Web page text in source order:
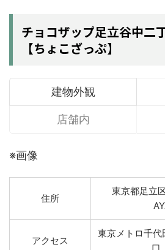
チョコザップ足立谷中二
【ちょこざっぷ】
建物外観
店舗内
※画像
住所
東京都足立
アクセス
東京メトロ千